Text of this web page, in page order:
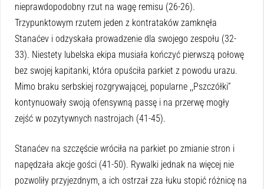
nieprawdopodobny rzut na wagę remisu (26-26).
Trzypunktowym rzutem jeden z kontrataków zamknęła
Stanaćev i odzyskała prowadzenie dla swojego zespołu (32-
33). Niestety lubelska ekipa musiała kończyć pierwszą połowę
bez swojej kapitanki, która opuściła parkiet z powodu urazu.
Mimo braku serbskiej rozgrywającej, popularne ,,Pszczółki”
kontynuowały swoją ofensywną passę i na przerwę mogły
zejść w pozytywnych nastrojach (41-45).
Stanaćev na szczęście wróciła na parkiet po zmianie stron i
napędzała akcje gości (41-50). Rywalki jednak na więcej nie
pozwoliły przyjezdnym, a ich ostrzał zza łuku stopić różnicę na